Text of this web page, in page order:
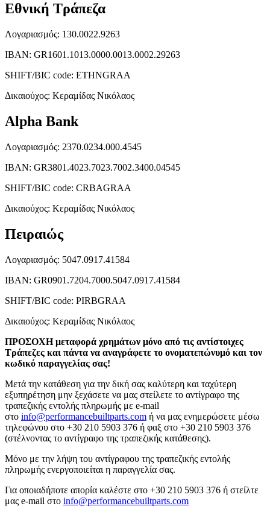
Εθνική Τράπεζα
Λογαριασμός: 130.0022.9263
ΙΒΑΝ: GR1601.1013.0000.0013.0002.29263
SHIFT/BIC code: ETHNGRAA
Δικαιούχος: Κεραμίδας Νικόλαος
Alpha Bank
Λογαριασμός: 2370.0234.000.4545
ΙΒΑΝ: GR3801.4023.7023.7002.3400.04545
SHIFT/BIC code: CRBAGRAA
Δικαιούχος: Κεραμίδας Νικόλαος
Πειραιώς
Λογαριασμός: 5047.0917.41584
ΙΒΑΝ: GR0901.7204.7000.5047.0917.41584
SHIFT/BIC code: PIRBGRAA
Δικαιούχος: Κεραμίδας Νικόλαος
ΠΡΟΣΟΧΗ μεταφορά χρημάτων μόνο από τις αντίστοιχες
Τράπεζες και πάντα να αναγράφετε το ονοματεπώνυμό και τον
κωδικό παραγγελίας σας!
Μετά την κατάθεση για την δική σας καλύτερη και ταχύτερη
εξυπηρέτηση μην ξεχάσετε να μας στείλετε το αντίγραφο της
τραπεζικής εντολής πληρωμής με e-mail
στο info@performancebuiltparts.com ή να μας ενημερώσετε μέσω
τηλεφώνου στο +30 210 5903 376 ή φαξ στο +30 210 5903 376
(στέλνοντας το αντίγραφο της τραπεζικής κατάθεσης).
Μόνο με την λήψη του αντίγραφου της τραπεζικής εντολής
πληρωμής ενεργοποιείται η παραγγελία σας.
Για οποιαδήποτε απορία καλέστε στο +30 210 5903 376 ή στείλτε
μας e-mail στο info@performancebuiltparts.com